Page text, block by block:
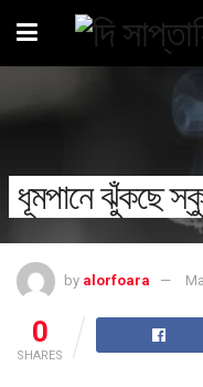
ধূমপানে ঝুঁকছে স্কুল
by alorfoara
0
SHARES